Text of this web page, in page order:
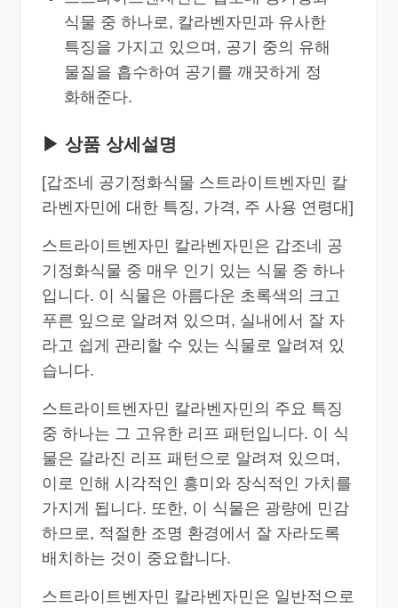
식물 중 하나로, 칼라벤자민과 유사한
특징을 가지고 있으며, 공기 중의 유해
물질을 흡수하여 공기를 깨끗하게 정
화해준다.
▶ 상품 상세설명
[갑조네 공기정화식물 스트라이트벤자민 칼
라벤자민에 대한 특징, 가격, 주 사용 연령대]
스트라이트벤자민 칼라벤자민은 갑조네 공
기정화식물 중 매우 인기 있는 식물 중 하나
입니다. 이 식물은 아름다운 초록색의 크고
푸른 잎으로 알려져 있으며, 실내에서 잘 자
라고 쉽게 관리할 수 있는 식물로 알려져 있
습니다.
스트라이트벤자민 칼라벤자민의 주요 특징
중 하나는 그 고유한 리프 패턴입니다. 이 식
물은 갈라진 리프 패턴으로 알려져 있으며,
이로 인해 시각적인 흥미와 장식적인 가치를
가지게 됩니다. 또한, 이 식물은 광량에 민감
하므로, 적절한 조명 환경에서 잘 자라도록
배치하는 것이 중요합니다.
스트라이트벤자민 칼라벤자민은 일반적으로